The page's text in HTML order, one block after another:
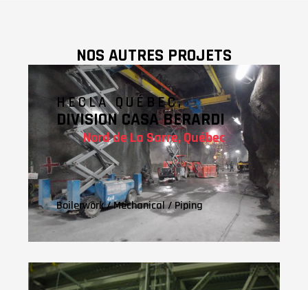
NOS AUTRES PROJETS
HECLA QUÉBEC,
DIVISION CASA BERARDI
Nord de La Sarre, Québec
Boilerwork/Mechanical/Piping